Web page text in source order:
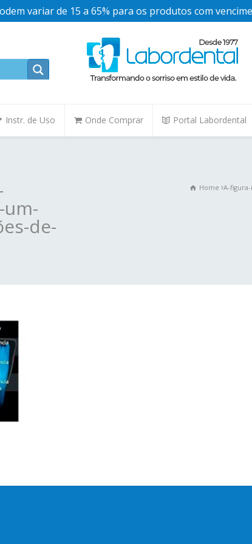
variar de 15 a 65% para os produtos com
Instr. de Uso Onde Comprar Portal Labordental
de-
Home A-